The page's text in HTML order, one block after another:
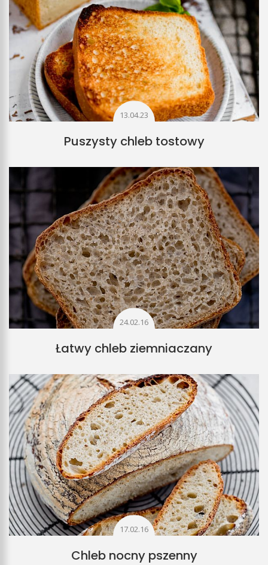
13.04.23
Puszysty chleb tostowy
24.02.16
Łatwy chleb ziemniaczany
17.02.16
Chleb nocny pszenny